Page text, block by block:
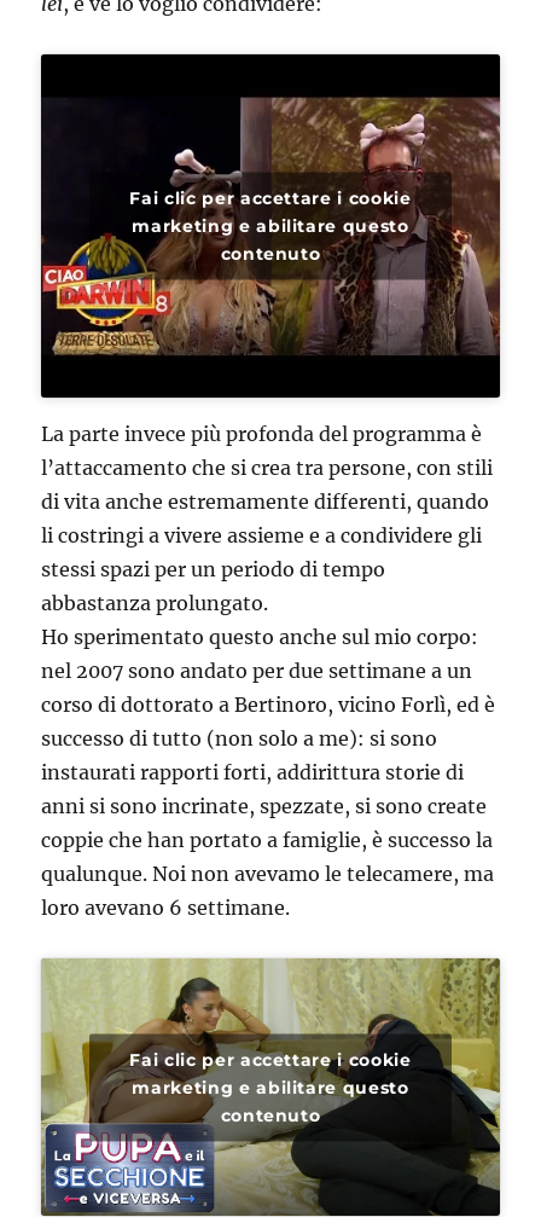
Fai clic per accettare i cookie
marketing e abilitare questo
contenuto
La parte invece più profonda del programma è
l’attaccamento che si crea tra persone, con stili
di vita anche estremamente differenti, quando
li costringi a vivere assieme e a condividere gli
stessi spazi per un periodo di tempo
abbastanza prolungato.
Ho sperimentato questo anche sul mio corpo:
nel 2007 sono andato per due settimane a un
corso di dottorato a Bertinoro, vicino Forlì, ed è
successo di tutto (non solo a me): si sono
instaurati rapporti forti, addirittura storie di
anni si sono incrinate, spezzate, si sono create
coppie che han portato a famiglie, è successo la
qualunque. Noi non avevamo le telecamere, ma
loro avevano 6 settimane.
Fai clic per accettare i cookie
marketing e abilitare questo
contenuto